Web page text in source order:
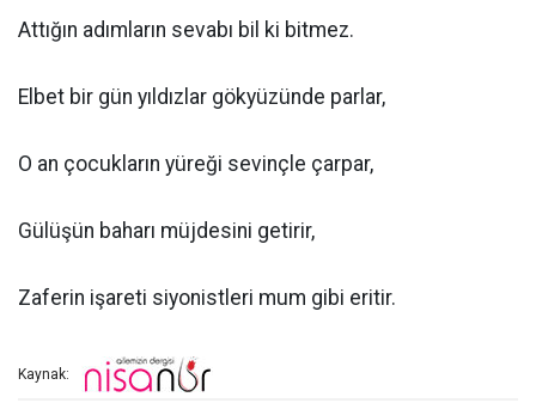
Attığın adımların sevabı bil ki bitmez.
Elbet bir gün yıldızlar gökyüzünde parlar,
O an çocukların yüreği sevinçle çarpar,
Gülüşün baharı müjdesini getirir,
Zaferin işareti siyonistleri mum gibi eritir.
Kaynak: